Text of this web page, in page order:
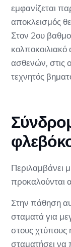
εμφανίζεται
αποκλεισμός
Στον 2ου
ασθενών, στις
τεχνητός
Περιλαμβάνει
προκαλούνται
Στην πάθηση
σταματά για
στους χτύπους
σταματήσει να